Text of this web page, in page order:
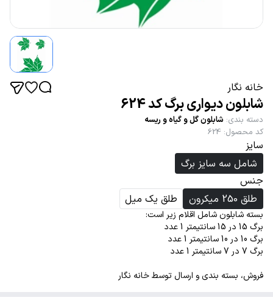
خانه نگار
شابلون دیواری برگ کد 624
دسته بندی: شابلون گل و گیاه و ریسه
کد محصول:
624
سایز
شامل سه سایز برگ
جنس
طلق 250 میکرون
طلق یک میل
بسته شابلون شامل اقلام زیر است:
برگ 15 در 15 سانتیمتر 1 عدد
برگ 10 در 10 سانتیمتر 1 عدد
برگ 7 در 7 سانتیمتر 1 عدد
فروش، بسته بندی و ارسال توسط خانه نگار